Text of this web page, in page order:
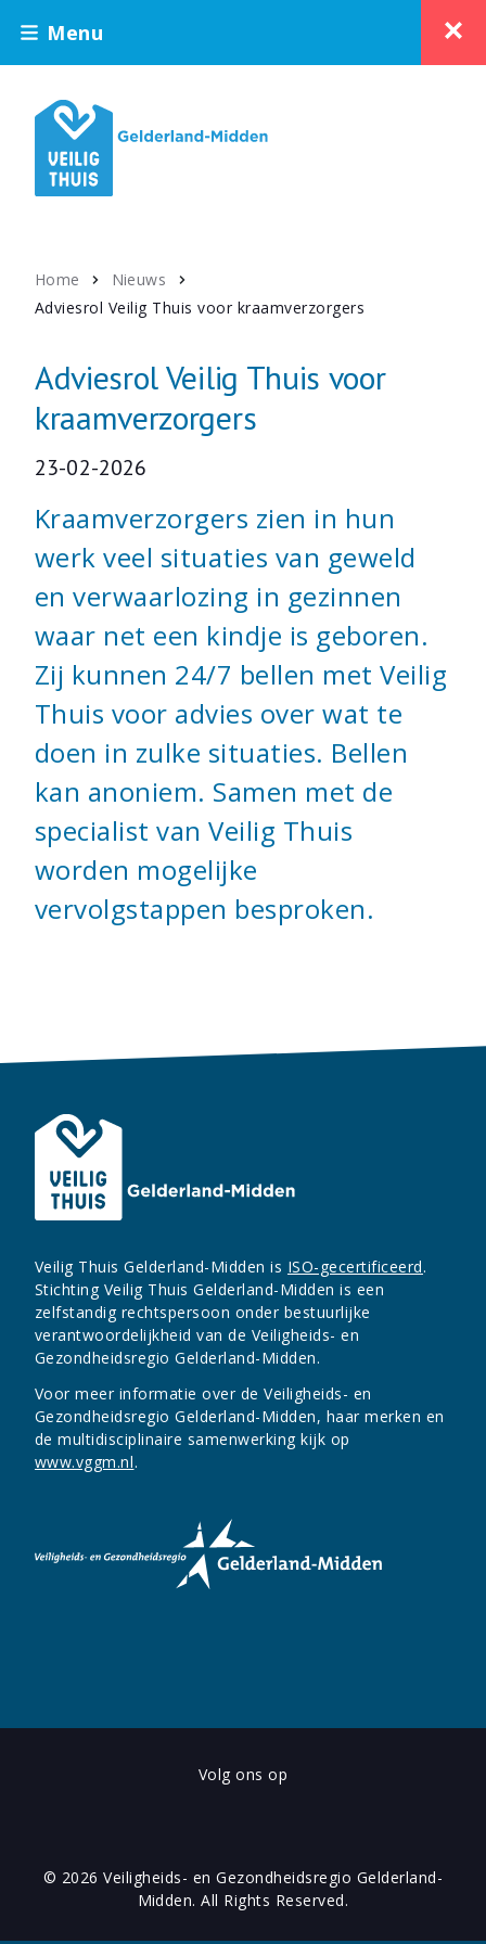
Menu
Home
Nieuws
Adviesrol Veilig Thuis voor kraamverzorgers
Adviesrol Veilig Thuis voor
kraamverzorgers
23-02-2026
Kraamverzorgers zien in hun
werk veel situaties van geweld
en verwaarlozing in gezinnen
waar net een kindje is geboren.
Zij kunnen 24/7 bellen met Veilig
Thuis voor advies over wat te
doen in zulke situaties. Bellen
kan anoniem. Samen met de
specialist van Veilig Thuis
worden mogelijke
vervolgstappen besproken.
Veilig Thuis Gelderland-Midden is ISO-gecertificeerd.
Stichting Veilig Thuis Gelderland-Midden is een
zelfstandig rechtspersoon onder bestuurlijke
verantwoordelijkheid van de Veiligheids- en
Gezondheidsregio Gelderland-Midden.
Voor meer informatie over de Veiligheids- en
Gezondheidsregio Gelderland-Midden, haar merken en
de multidisciplinaire samenwerking kijk op
www.vggm.nl.
Volg ons op
© 2026 Veiligheids- en Gezondheidsregio Gelderland-
Midden. All Rights Reserved.